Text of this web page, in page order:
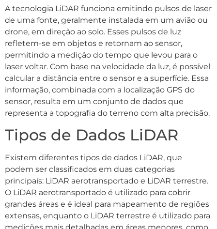
A tecnologia LiDAR funciona emitindo pulsos de laser
de uma fonte, geralmente instalada em um avião ou
drone, em direção ao solo. Esses pulsos de luz
refletem-se em objetos e retornam ao sensor,
permitindo a medição do tempo que levou para o
laser voltar. Com base na velocidade da luz, é possível
calcular a distância entre o sensor e a superfície. Essa
informação, combinada com a localização GPS do
sensor, resulta em um conjunto de dados que
representa a topografia do terreno com alta precisão.
Tipos de Dados LiDAR
Existem diferentes tipos de dados LiDAR, que
podem ser classificados em duas categorias
principais: LiDAR aerotransportado e LiDAR terrestre.
O LiDAR aerotransportado é utilizado para cobrir
grandes áreas e é ideal para mapeamento de regiões
extensas, enquanto o LiDAR terrestre é utilizado para